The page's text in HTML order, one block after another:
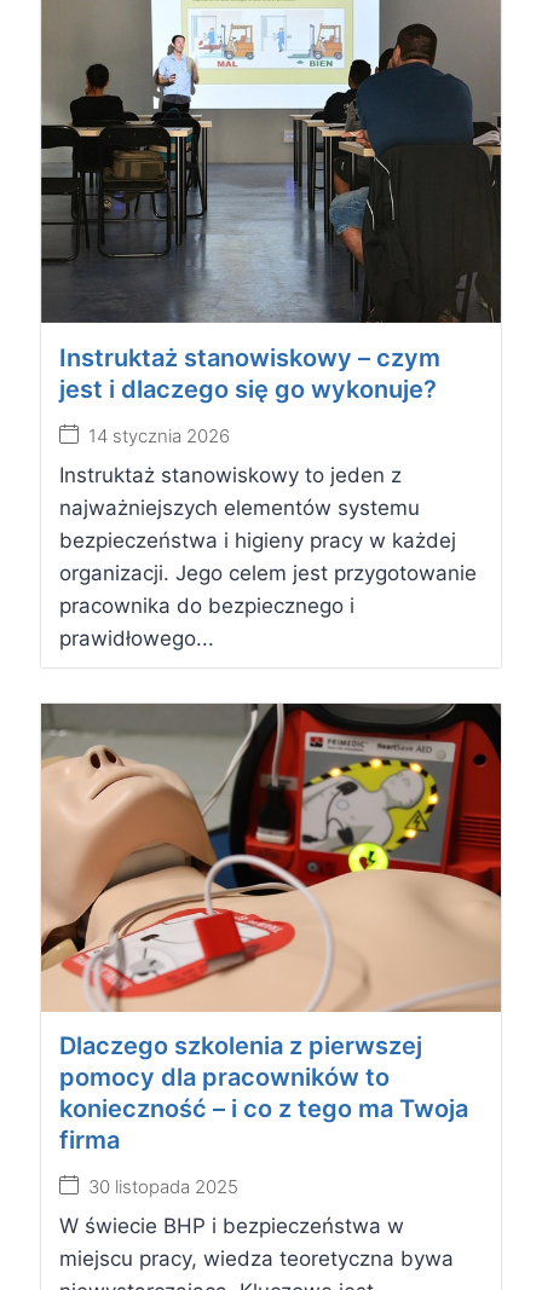
Instruktaż stanowiskowy – czym
jest i dlaczego się go wykonuje?
14 stycznia 2026
Instruktaż stanowiskowy to jeden z
najważniejszych elementów systemu
bezpieczeństwa i higieny pracy w każdej
organizacji. Jego celem jest przygotowanie
pracownika do bezpiecznego i
prawidłowego...
Dlaczego szkolenia z pierwszej
pomocy dla pracowników to
konieczność – i co z tego ma Twoja
firma
30 listopada 2025
W świecie BHP i bezpieczeństwa w
miejscu pracy, wiedza teoretyczna bywa